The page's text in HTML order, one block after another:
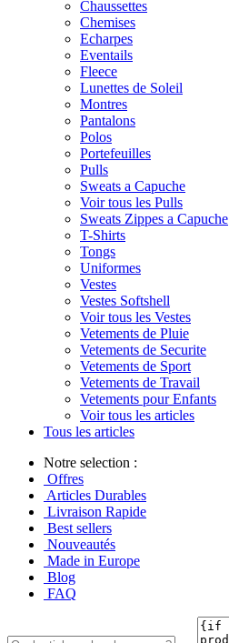
Chaussettes
Chemises
Echarpes
Eventails
Fleece
Lunettes de Soleil
Montres
Pantalons
Polos
Portefeuilles
Pulls
Sweats a Capuche
Voir tous les Pulls
Sweats Zippes a Capuche
T-Shirts
Tongs
Uniformes
Vestes
Vestes Softshell
Voir tous les Vestes
Vetements de Pluie
Vetements de Securite
Vetements de Sport
Vetements de Travail
Vetements pour Enfants
Voir tous les articles
Tous les articles
Notre selection :
Offres
Articles Durables
Livraison Rapide
Best sellers
Nouveautés
Made in Europe
Blog
FAQ